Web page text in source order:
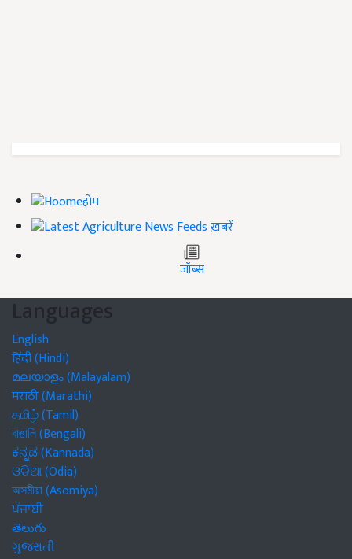
होम
ख़बरें
जॉब्स
Languages
English
हिंदी (Hindi)
മലയാളം (Malayalam)
मराठी (Marathi)
தமிழ் (Tamil)
বাঙালি (Bengali)
ಕನ್ನಡ (Kannada)
ଓଡିଆ (Odia)
অসমীয়া (Asomiya)
ਪੰਜਾਬੀ
తెలుగు
ગુજરાતી